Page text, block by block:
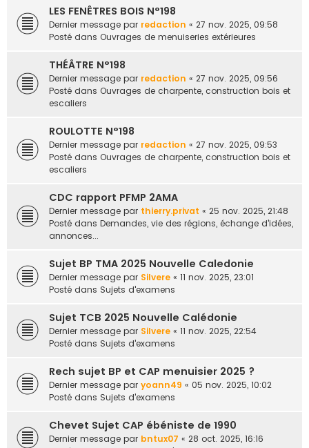
LES FENÊTRES BOIS N°198
Dernier message par redaction « 27 nov. 2025, 09:58
Posté dans Ouvrages de menuiseries extérieures
THÉÂTRE N°198
Dernier message par redaction « 27 nov. 2025, 09:56
Posté dans Ouvrages de charpente, construction bois et
escaliers
ROULOTTE N°198
Dernier message par redaction « 27 nov. 2025, 09:53
Posté dans Ouvrages de charpente, construction bois et
escaliers
CDC rapport PFMP 2AMA
Dernier message par thierry.privat « 25 nov. 2025, 21:48
Posté dans Demandes, vie des régions, échange d'idées,
annonces...
Sujet BP TMA 2025 Nouvelle Caledonie
Dernier message par Silvere « 11 nov. 2025, 23:01
Posté dans Sujets d'examens
Sujet TCB 2025 Nouvelle Calédonie
Dernier message par Silvere « 11 nov. 2025, 22:54
Posté dans Sujets d'examens
Rech sujet BP et CAP menuisier 2025 ?
Dernier message par yoann49 « 05 nov. 2025, 10:02
Posté dans Sujets d'examens
Chevet Sujet CAP ébéniste de 1990
Dernier message par bntux07 « 28 oct. 2025, 16:16